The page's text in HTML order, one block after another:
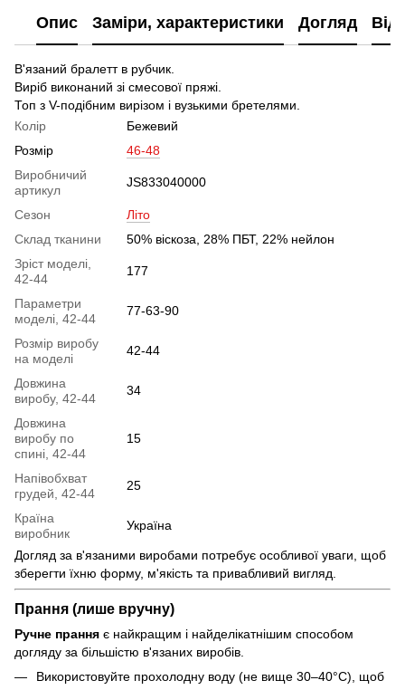
Опис Заміри, характеристики Догляд
В'язаний бралетт в рубчик.
Виріб виконаний зі смесової пряжі.
Топ з V-подібним вирізом і вузькими бретелями.
Колір
Бежевий
Розмір
46-48
Виробничий
артикул
JS833040000
Сезон
Літо
Склад тканини
50% віскоза, 28% ПБТ, 22% нейлон
Зріст моделі,
42-44
177
Параметри
моделі, 42-44
77-63-90
Розмір виробу
на моделі
42-44
Довжина
виробу, 42-44
34
Довжина
виробу по
спині, 42-44
15
Напівобхват
грудей, 42-44
25
Країна
виробник
Україна
Догляд за в'язаними виробами потребує особливої уваги, щоб
зберегти їхню форму, м'якість та привабливий вигляд.
Прання (лише вручну)
Ручне прання є найкращим і найделікатнішим способом
догляду за більшістю в'язаних виробів.
Використовуйте прохолодну воду (не вище 30–40°C), щоб